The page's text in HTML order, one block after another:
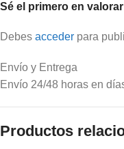
Sé el primero en
Debes acceder para
Envío y Entrega
Envío 24/48 horas en
Productos